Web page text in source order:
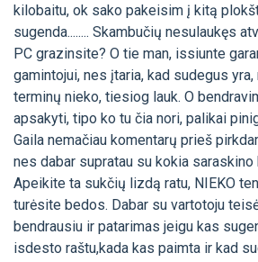
kilobaitu, ok sako pakeisim į kitą
sugenda........ Skambučių nesulaukęs
PC grazinsite? O tie man, issiunte
gamintojui, nes įtaria, kad sudegus
terminų nieko, tiesiog lauk. O
apsakyti, tipo ko tu čia nori, palikai
Gaila nemačiau komentarų prieš
nes dabar supratau su kokia saraskino
Apeikite ta sukčių lizdą ratu, NIEKO
turėsite bedos. Dabar su vartotoju
bendrausiu ir patarimas jeigu kas
isdesto raštu,kada kas paimta ir kad